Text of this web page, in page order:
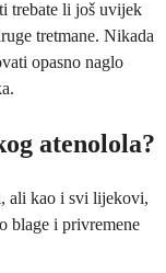
trebate li još uvijek
tretmane. Nikada
opasno naglo
atenolola?
ali kao i svi lijekovi,
blage i privremene